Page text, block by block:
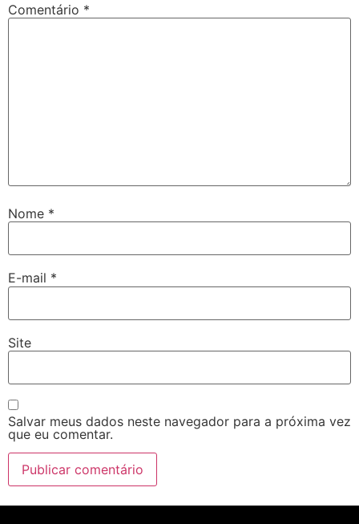
Comentário *
Nome *
E-mail *
Site
Salvar meus dados neste navegador para a próxima vez
que eu comentar.